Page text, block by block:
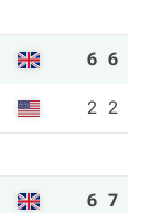
6 6
2 2
6 7